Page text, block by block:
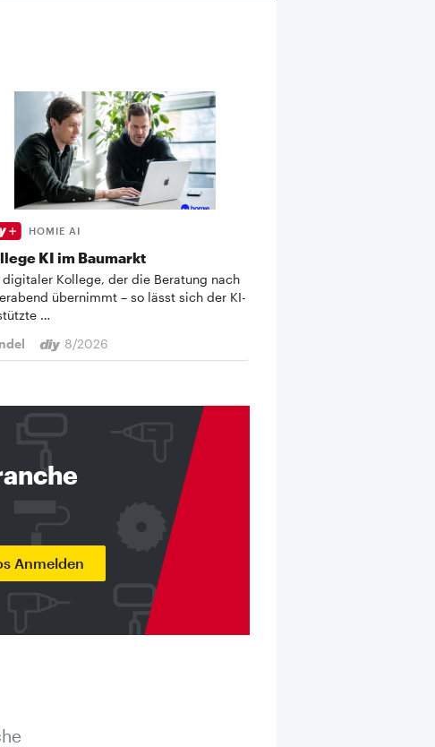
HOMIE AI
KI im Baumarkt
digitaler Kollege, der die Beratung nach
übernimmt – so lässt sich der KI-
…
8/2026
Anmelden